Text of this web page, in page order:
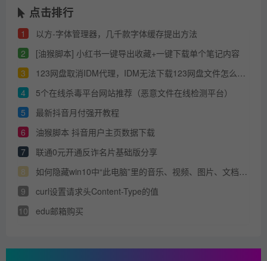
点击排行
1
以方-字体管理器，几千款字体缓存提出方法
2
[油猴脚本] 小红书一键导出收藏+一键下载单个笔记内容
3
123网盘取消IDM代理，IDM无法下载123网盘文件怎么办？
4
5个在线杀毒平台网站推荐（恶意文件在线检测平台）
5
最新抖音月付强开教程
6
油猴脚本 抖音用户主页数据下载
7
联通0元开通反诈名片基础版分享
8
如何隐藏win10中“此电脑”里的音乐、视频、图片、文档、下载、桌面、3D对象等文件夹
9
curl设置请求头Content-Type的值
10
edu邮箱购买